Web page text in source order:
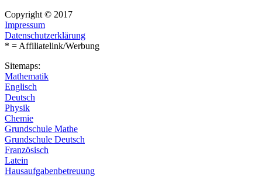
Copyright © 2017
Impressum
Datenschutzerklärung
* = Affiliatelink/Werbung
Sitemaps:
Mathematik
Englisch
Deutsch
Physik
Chemie
Grundschule Mathe
Grundschule Deutsch
Französisch
Latein
Hausaufgabenbetreuung